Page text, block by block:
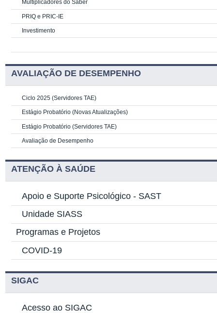
Multiplicadores do Saber
PRIQ e PRIC-IE
Investimento
AVALIAÇÃO DE DESEMPENHO
Ciclo 2025 (Servidores TAE)
Estágio Probatório (Novas Atualizações)
Estágio Probatório (Servidores TAE)
Avaliação de Desempenho
ATENÇÃO À SAÚDE
Apoio e Suporte Psicológico - SAST
Unidade SIASS
Programas e Projetos
COVID-19
SIGAC
Acesso ao SIGAC